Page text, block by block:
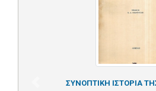
ΣΥΝΟΠΤΙΚΗ ΙΣΤΟΡΙΑ
Previous